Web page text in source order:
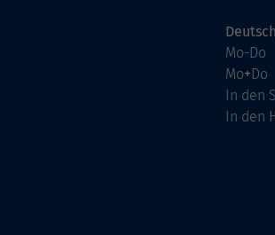
Mo-Do
Mo+Do
In den
In den